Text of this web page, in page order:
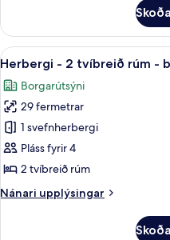
-
sturta
með
hjólastólsaðgengi
(Mobility/Hearing
Accessible)
-
meðalstórt
tvíbreitt
rúm
sturta
með
hjólastólsaðgengi
(Mobility/Hearing
Accessible)
Skoða
allar
myndir
fyrir
Herbergi
-
2
rúm
9
Herbergi - 2 tvíbreið rúm -
Borgarútsýni
29 fermetrar
1 svefnherbergi
Pláss fyrir 4
2 tvíbreið rúm
Nánari upplýsingar
Nánari